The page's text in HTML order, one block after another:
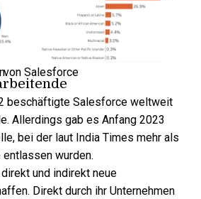
beschäftigte Salesforce weltweit
Allerdings gab es Anfang 2023
bei der laut India Times mehr als
wurden.
direkt und indirekt neue
Direkt durch ihr Unternehmen